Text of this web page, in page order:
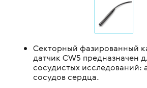
Секторный фазированный
датчик CW5 предназначен
сосудистых исследований:
сосудов сердца.